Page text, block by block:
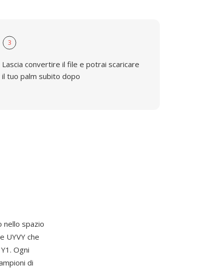
3
Lascia convertire il file e potrai scaricare
il tuo palm subito dopo
nello spazio
UYVY che
Ogni
di